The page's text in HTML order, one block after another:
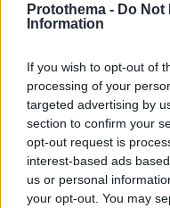
Protothema - Do Not
Information
If you wish to opt-out of
processing of your
targeted advertising by
section to confirm your
opt-out request is
interest-based ads
us or personal
your opt-out. You may